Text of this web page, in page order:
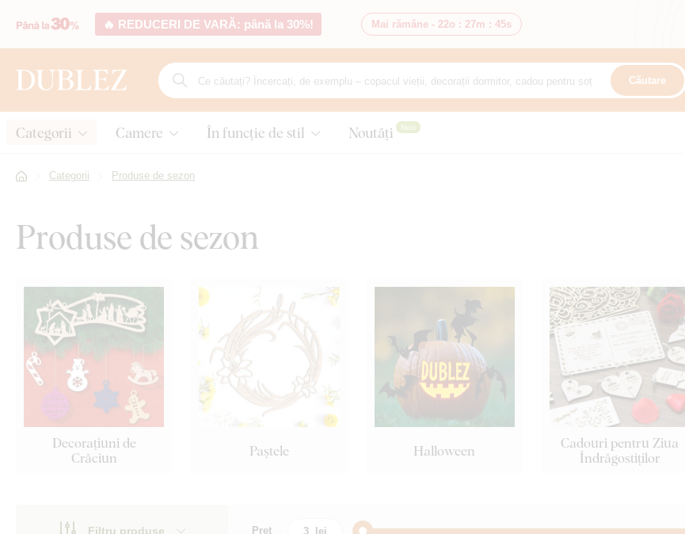
🔥 REDUCERI DE VARĂ: până la 30%! Mai rămâne - 22o : 27m : 43s
Căutare
Categorii Camere În funcție de stil Noutăți Nou
Categorii Produse de sezon
Produse de sezon
Decorațiuni de
Crăciun
Paștele Halloween
Cadouri pentru Ziua
Îndrăgostiților
Filtru produse Preț